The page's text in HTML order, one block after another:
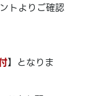
トよりご確認
】となりま